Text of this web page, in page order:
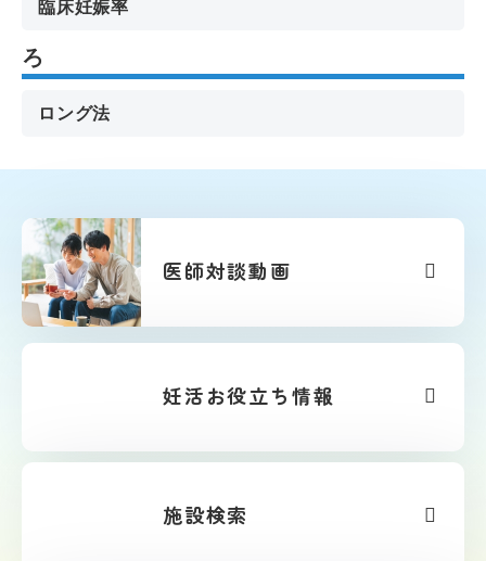
臨床妊娠率
ろ
ロング法
医師対談動画
妊活お役立ち情報
施設検索